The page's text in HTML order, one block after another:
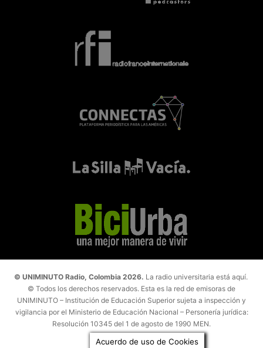
© UNIMINUTO Radio, Colombia 2026. La radio universitaria está aquí.
© Todos los derechos reservados. Esta es la red de emisoras de
UNIMINUTO – Institución de Educación Superior sujeta a inspección y
vigilancia por el Ministerio de Educación Nacional – Personería jurídica:
Resolución 10345 del 1 de agosto de 1990 MEN.
Acuerdo de uso de Cookies